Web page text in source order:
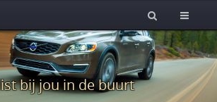
bij jou in de buurt